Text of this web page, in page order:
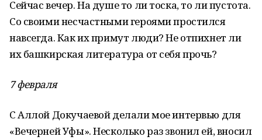
Сейчас вечер. На душе то ли тоска, то ли пустота.
Со своими несчастными героями простился
навсегда. Как их примут люди? Не отпихнет ли
их башкирская литература от себя прочь?
7 февраля
С Аллой Докучаевой делали мое интервью для
«Вечерней Уфы». Несколько раз звонил ей, вносил